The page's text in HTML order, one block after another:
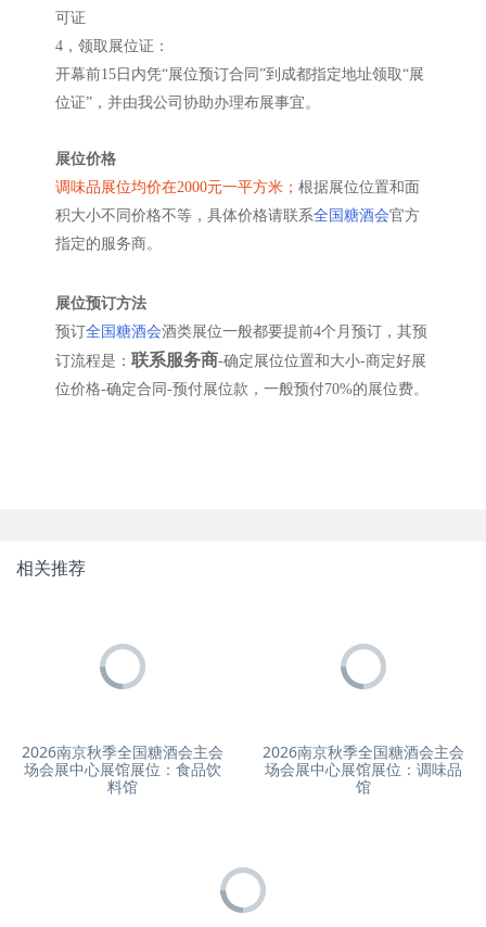
可证
4，领取展位证：
开幕前15日内凭“展位预订合同”到成都指定地址领取“展
位证”，并由我公司协助办理布展事宜。
展位价格
调味品展位均价在2000元一平方米； 根据展位位置和面
积大小不同价格不等，具体价格请联系全国糖酒会官方
指定的服务商。
展位预订方法
预订全国糖酒会酒类展位一般都要提前4个月预订，其预
订流程是： 联系服务商-确定展位位置和大小-商定好展
位价格-确定合同-预付展位款，一般预付70%的展位费。
相关推荐
2026南京秋季全国糖酒会主会
场会展中心展馆展位：食品饮
料馆
2026南京秋季全国糖酒会主会
场会展中心展馆展位：调味品
馆